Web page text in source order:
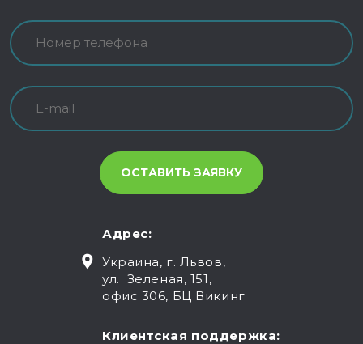
Адрес:
Украина, г. Львов,
ул. Зеленая, 151,
офис 306, БЦ Викинг
Клиентская поддержка: